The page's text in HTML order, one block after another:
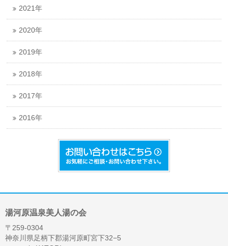
2021年
2020年
2019年
2018年
2017年
2016年
湯河原温泉美人湯の会
〒259-0304
神奈川県足柄下郡湯河原町宮下32−5